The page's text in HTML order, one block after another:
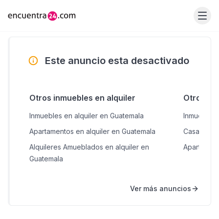
Este anuncio esta desactivado
Otros inmuebles en alquiler
Inmuebles en alquiler en Guatemala
Apartamentos en alquiler en Guatemala
Alquileres Amueblados en alquiler en
Guatemala
Otros
Inmuebles
Casas en
Ver más anuncios